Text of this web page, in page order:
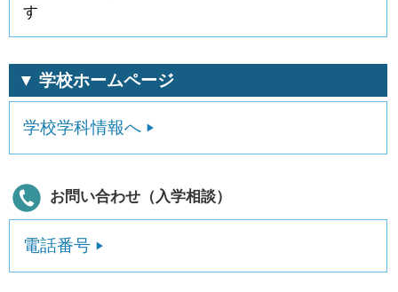
す
▼ 学校ホームページ
学校学科情報へ
お問い合わせ（入学相談）
電話番号